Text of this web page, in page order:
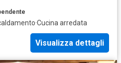
·Cucina arredata
Visualizza dettagli